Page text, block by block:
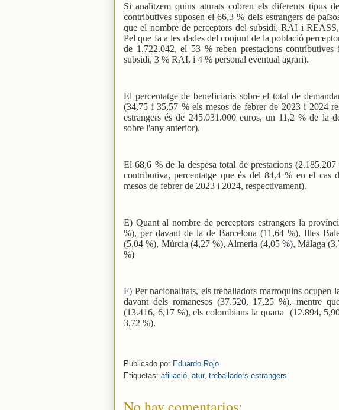
Si analitzem quins aturats cobren els diferents tipus
contributives suposen el 66,3 % dels estrangers de
que el nombre de perceptors del subsidi, RAI i
Pel que fa a les dades del conjunt de la població
de 1.722.042, el 53 % reben prestacions contributives
subsidi, 3 % RAI, i 4 % personal eventual agrari).
El percentatge de beneficiaris sobre el total de
(34,75 i 35,57 % els mesos de febrer de 2023 i 2024
estrangers és de 245.031.000 euros, un 11,2 % de la
sobre l'any anterior).
El 68,6 % de la despesa total de prestacions
contributiva, percentatge que és del 84,4 % en el cas
mesos de febrer de 2023 i 2024, respectivament).
E) Quant al nombre de perceptors estrangers la
%), per davant de la de Barcelona (11,64 %), Illes
(5,04 %), Múrcia (4,27 %), Almeria (4,05 %), Màlaga
%)
F) Per nacionalitats, els treballadors marroquins
davant dels romanesos (37.520, 17,25 %), mentre
(13.416, 6,17 %), els colombians la quarta
(12.894,
3,72 %).
Publicado por Eduardo Rojo
Etiquetas: afiliació, atur, treballadors estrangers